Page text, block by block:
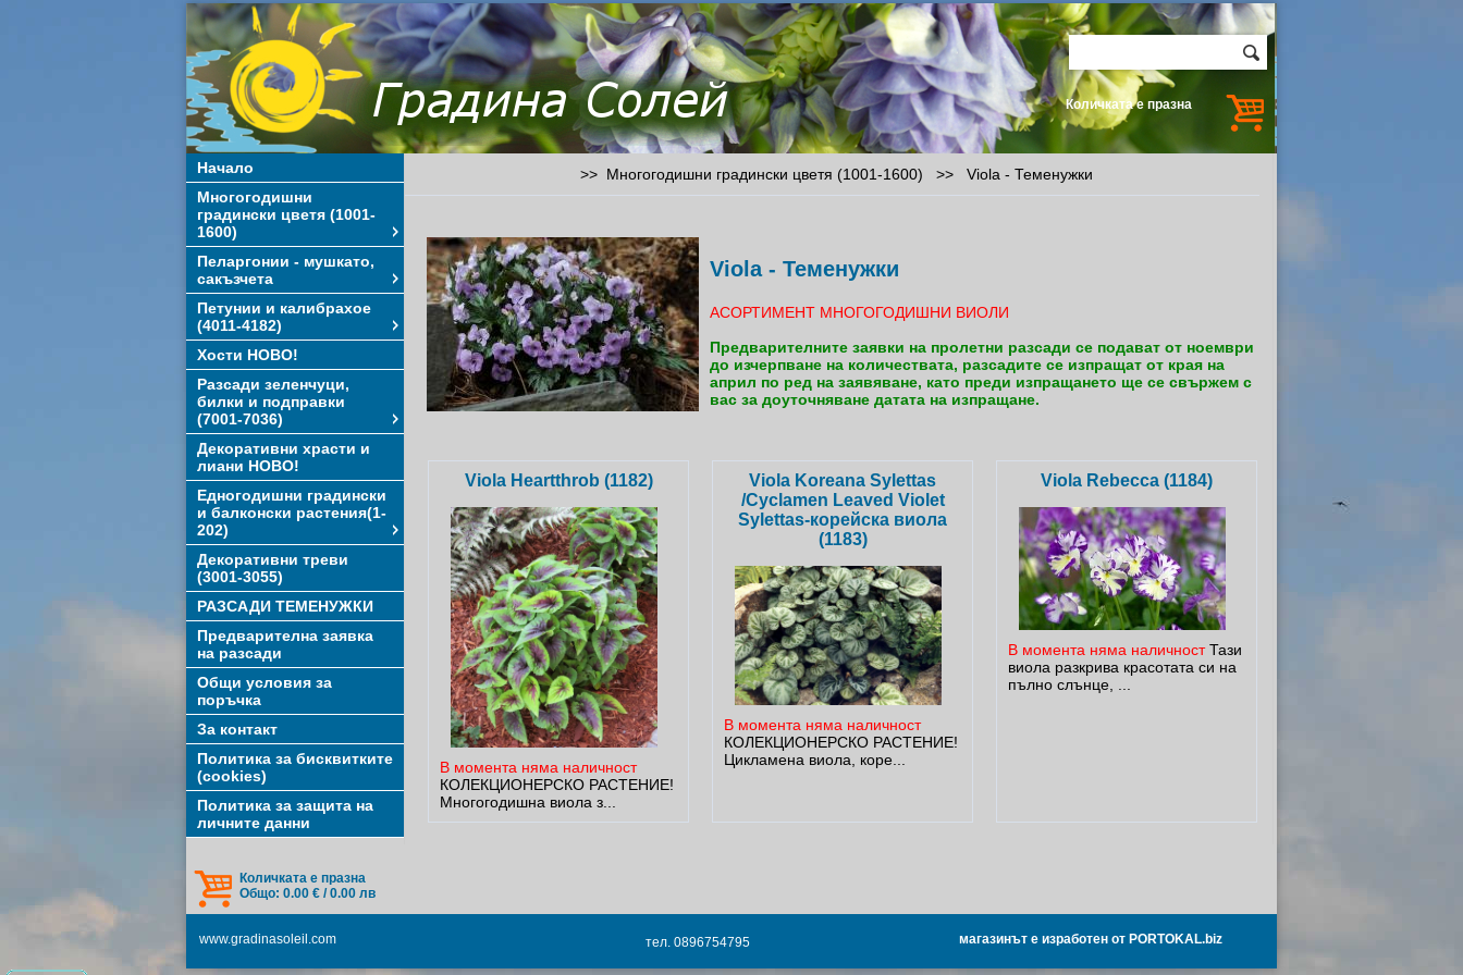
Количката е празна
Начало
Многогодишни
градински цветя (1001-
1600)
Пеларгонии - мушкато,
сакъзчета
Петунии и калибрахое
(4011-4182)
Хости НОВО!
Разсади зеленчуци,
билки и подправки
(7001-7036)
Декоративни храсти и
лиани НОВО!
Едногодишни градински
и балконски растения(1-
202)
Декоративни треви
(3001-3055)
РАЗСАДИ ТЕМЕНУЖКИ
Предварителна заявка
на разсади
Общи условия за
поръчка
За контакт
Политика за бисквитките
(cookies)
Политика за защита на
личните данни
Количката е празна
Общо: 0.00 € / 0.00 лв
>> Многогодишни градински цветя (1001-1600) >> Viola - Теменужки
Viola - Теменужки
АСОРТИМЕНТ МНОГОГОДИШНИ ВИОЛИ
Предварителните заявки на пролетни разсади се подават от ноември
до изчерпване на количествата, разсадите се изпращат от края на
април по ред на заявяване, като преди изпращането ще се свържем с
вас за доуточняване датата на изпращане.
Viola Heartthrob (1182)
В момента няма наличност
КОЛЕКЦИОНЕРСКО РАСТЕНИЕ!
Многогодишна виола з...
Viola Koreana Sylettas
/Cyclamen Leaved Violet
Sylettas-корейска виола
(1183)
В момента няма наличност
КОЛЕКЦИОНЕРСКО РАСТЕНИЕ!
Цикламена виола, коре...
Viola Rebecca (1184)
В момента няма наличностТази
виола разкрива красотата си на
пълно слънце, ...
www.gradinasoleil.com тел. 0896754795 магазинът е изработен от PORTOKAL.biz